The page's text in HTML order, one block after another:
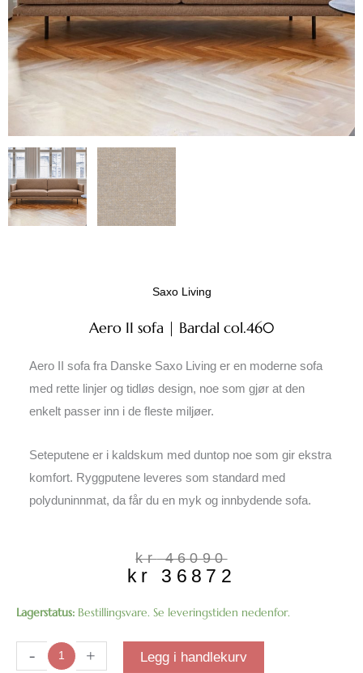
Saxo Living
Aero II sofa | Bardal col.460
Aero II sofa fra Danske Saxo Living er en moderne sofa
med rette linjer og tidløs design, noe som gjør at den
enkelt passer inn i de fleste miljøer.
Seteputene er i kaldskum med duntop noe som gir ekstra
komfort. Ryggputene leveres som standard med
polyduninnmat, da får du en myk og innbydende sofa.
kr46090
Opprinnelig
pris
kr 46090.
kr 36872
Nåværende
pris
kr 36872.
Lagerstatus: Bestillingsvare. Se leveringstiden nedenfor.
-
Aero
| Bardal
+ Legg i handlekurv